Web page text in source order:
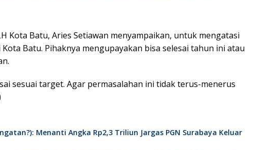
Kota Batu, Aries Setiawan menyampaikan, untuk mengatasi
Batu. Pihaknya mengupayakan bisa selesai tahun ini atau
sesuai target. Agar permasalahan ini tidak terus-menerus
Menanti Angka Rp2,3 Triliun Jargas PGN Surabaya Keluar